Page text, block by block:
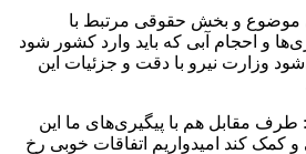
و بخش حقوقی مرتبط با
و احجام آبی که باید وارد کشور شود
وزارت نیرو با دقت و جزئیات این
طرف مقابل هم با پیگیری‌های ما این
کمک کند امیدواریم اتفاقات خوبی رخ